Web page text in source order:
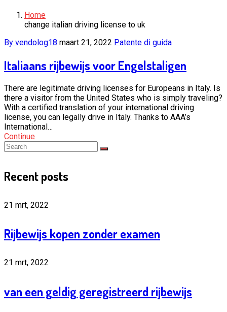
Home
change italian driving license to uk
By vendolog18 maart 21, 2022 Patente di guida
Italiaans rijbewijs voor Engelstaligen
There are legitimate driving licenses for Europeans in Italy. Is
there a visitor from the United States who is simply traveling?
With a certified translation of your international driving
license, you can legally drive in Italy. Thanks to AAA’s
International…
Continue
Recent posts
21 mrt, 2022
Rijbewijs kopen zonder examen
21 mrt, 2022
van een geldig geregistreerd rijbewijs